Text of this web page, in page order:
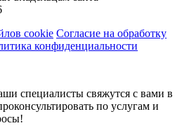
cookie Согласие на обработку
конфиденциальности
специалисты свяжутся с вами в
по услугам и